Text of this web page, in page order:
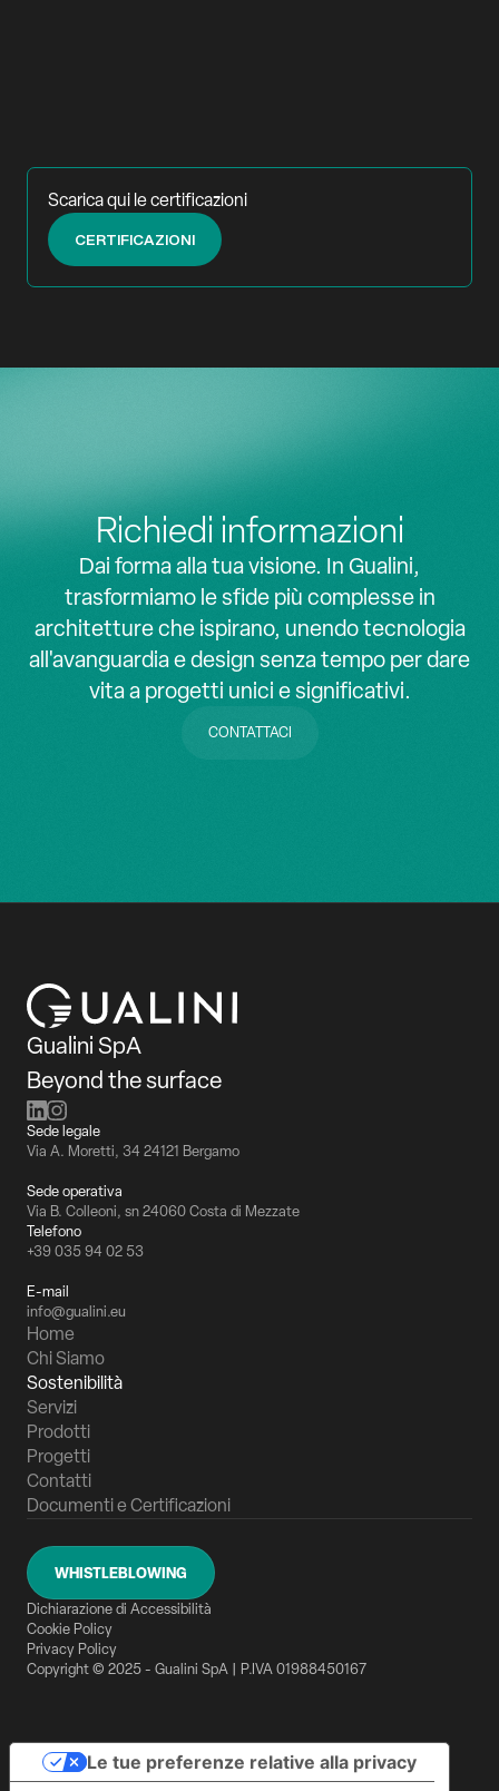
Scarica qui le certificazioni
CERTIFICAZIONI
Richiedi informazioni
Dai forma alla tua visione. In Gualini,
trasformiamo le sfide più complesse in
architetture che ispirano, unendo tecnologia
all'avanguardia e design senza tempo per dare
vita a progetti unici e significativi.
CONTATTACI
Gualini SpA
Beyond the surface
Sede legale
Via A. Moretti, 34 24121 Bergamo
Sede operativa
Via B. Colleoni, sn 24060 Costa di Mezzate
Telefono
+39 035 94 02 53
E-mail
info@gualini.eu
Home
Chi Siamo
Sostenibilità
Servizi
Prodotti
Progetti
Contatti
Documenti e Certificazioni
Copyright © 2025 - Gualini SpA | P.IVA 01988450167
Privacy Policy
Cookie Policy
Dichiarazione di Accessibilità
WHISTLEBLOWING
Le tue preferenze relative alla privacy